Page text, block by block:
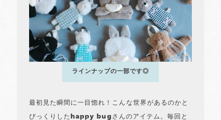
ラインナップの一部です◎
最初見た瞬間に一目惚れ！こんな世界があるのかと
びっくりしたhappy bugさんのアイテム。毎回と